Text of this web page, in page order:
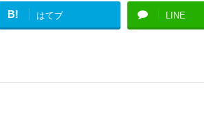
B! はてブ LINE